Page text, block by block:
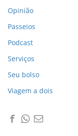
Opinião
Passeios
Podcast
Serviços
Seu bolso
Viagem a dois